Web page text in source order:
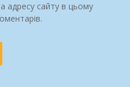
адресу сайту в цьому